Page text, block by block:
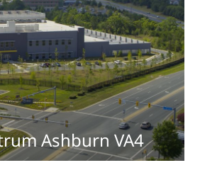
Ashburn VA4